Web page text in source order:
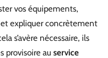
vos équipements,
expliquer concrètement
s’avère nécessaire, ils
provisoire au service